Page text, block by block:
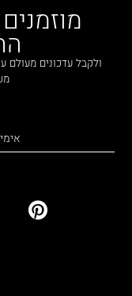
ולקבל עדכונים מעולם